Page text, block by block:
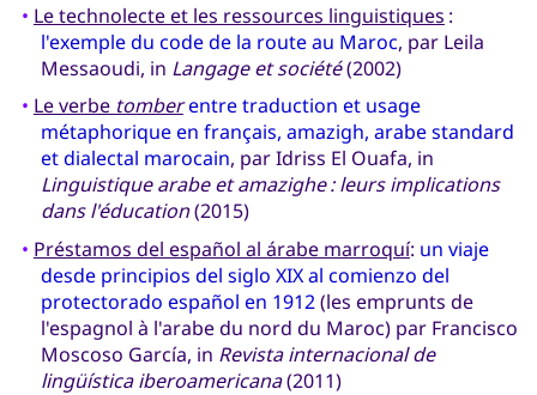
• Le technolecte et les ressources linguistiques :
l'exemple du code de la route au Maroc, par Leila
Messaoudi, in Langage et société(2002)
• Le verbe tomberentre traduction et usage
métaphorique en français, amazigh, arabe standard
et dialectal marocain, par Idriss El Ouafa, in
Linguistique arabe et amazighe : leurs implications
dans l'éducation(2015)
• Préstamos del español al árabe marroquí: un viaje
desde principios del siglo XIX al comienzo del
protectorado español en 1912(les emprunts de
l'espagnol à l'arabe du nord du Maroc) par Francisco
Moscoso García, in Revista internacional de
lingüística iberoamericana(2011)